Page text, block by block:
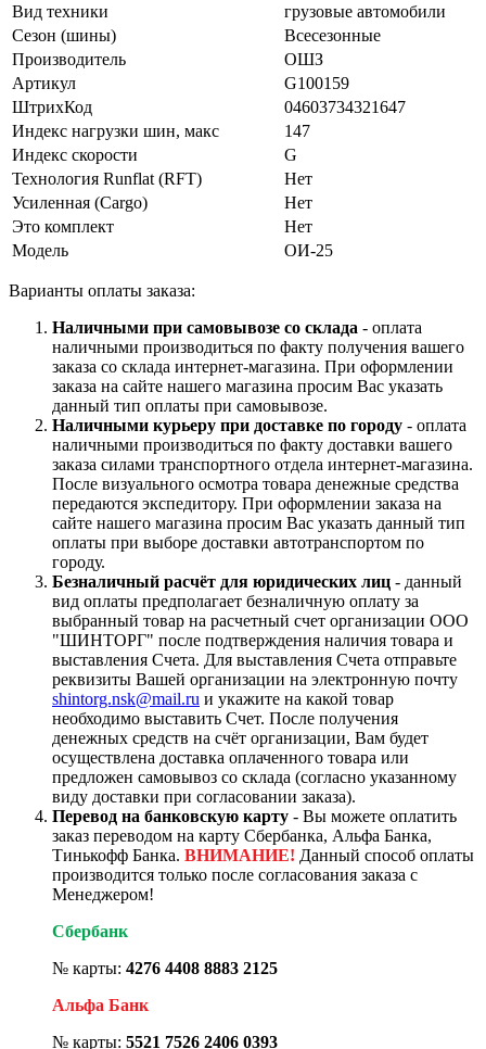
Вид техники
грузовые автомобили
Сезон (шины)
Всесезонные
Производитель
ОШЗ
Артикул
G100159
ШтрихКод
04603734321647
Индекс нагрузки шин, макс
147
Индекс скорости
G
Технология Runflat (RFT)
Нет
Усиленная (Cargo)
Нет
Это комплект
Нет
Модель
ОИ-25
Варианты оплаты заказа:
Наличными при самовывозе со склада - оплата
наличными производиться по факту получения вашего
заказа со склада интернет-магазина. При оформлении
заказа на сайте нашего магазина просим Вас указать
данный тип оплаты при самовывозе.
Наличными курьеру при доставке по городу - оплата
наличными производиться по факту доставки вашего
заказа силами транспортного отдела интернет-магазина.
После визуального осмотра товара денежные средства
передаются экспедитору. При оформлении заказа на
сайте нашего магазина просим Вас указать данный тип
оплаты при выборе доставки автотранспортом по
городу.
Безналичный расчёт для юридических лиц - данный
вид оплаты предполагает безналичную оплату за
выбранный товар на расчетный счет организации ООО
"ШИНТОРГ" после подтверждения наличия товара и
выставления Счета. Для выставления Счета отправьте
реквизиты Вашей организации на электронную почту
shintorg.nsk@mail.ru и укажите на какой товар
необходимо выставить Счет. После получения
денежных средств на счёт организации, Вам будет
осуществлена доставка оплаченного товара или
предложен самовывоз со склада (согласно указанному
виду доставки при согласовании заказа).
Перевод на банковскую карту - Вы можете оплатить
заказ переводом на карту Сбербанка, Альфа Банка,
Тинькофф Банка. ВНИМАНИЕ! Данный способ оплаты
производится только после согласования заказа с
Менеджером!
Сбербанк
№ карты: 4276 4408 8883 2125
Альфа Банк
№ карты: 5521 7526 2406 0393